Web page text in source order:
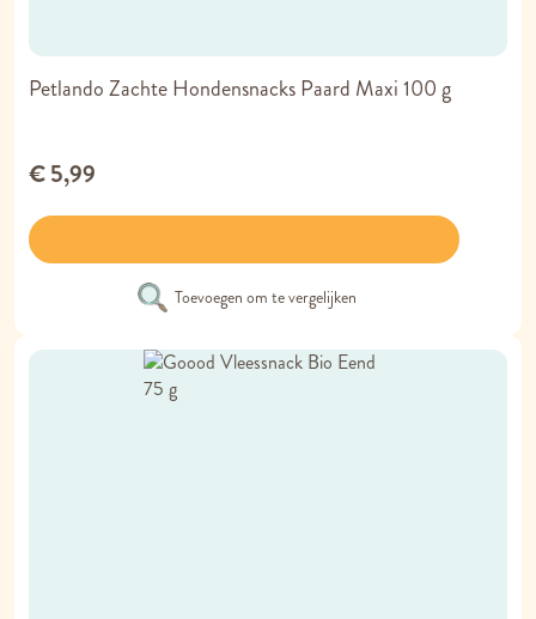
Petlando Zachte Hondensnacks Paard Maxi 100 g
€ 5,99
Toevoegen om te vergelijken